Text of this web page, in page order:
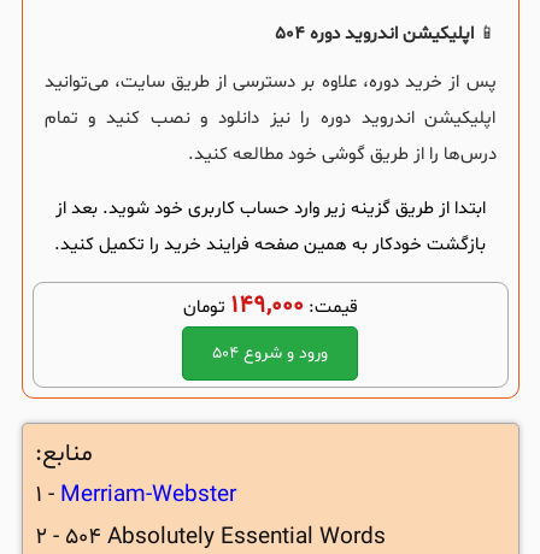
📱اپلیکیشن اندروید دوره 504
پس از خرید دوره، علاوه بر دسترسی از طریق سایت، می‌توانید
اپلیکیشن اندروید دوره را نیز دانلود و نصب کنید و تمام
درس‌ها را از طریق گوشی خود مطالعه کنید.
ابتدا از طریق گزینه زیر وارد حساب کاربری خود شوید. بعد از
بازگشت خودکار به همین صفحه فرایند خرید را تکمیل کنید.
قیمت: 149,000 تومان
ورود و شروع ۵۰۴
منابع:
1 - Merriam-Webster
2 - 504 Absolutely Essential Words